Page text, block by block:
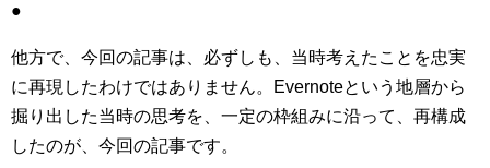
●
他方で、今回の記事は、必ずしも、当時考えたことを忠実
に再現したわけではありません。Evernoteという地層から
掘り出した当時の思考を、一定の枠組みに沿って、再構成
したのが、今回の記事です。